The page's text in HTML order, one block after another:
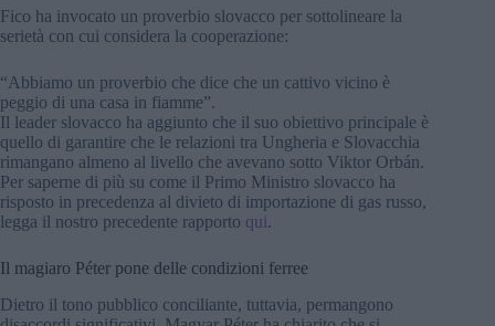
Fico ha invocato un proverbio slovacco per sottolineare la
serietà con cui considera la cooperazione:
“Abbiamo un proverbio che dice che un cattivo vicino è
peggio di una casa in fiamme”.
Il leader slovacco ha aggiunto che il suo obiettivo principale è
quello di garantire che le relazioni tra Ungheria e Slovacchia
rimangano almeno al livello che avevano sotto Viktor Orbán.
Per saperne di più su come il Primo Ministro slovacco ha
risposto in precedenza al divieto di importazione di gas russo,
legga il nostro precedente rapporto qui.
Il magiaro Péter pone delle condizioni ferree
Dietro il tono pubblico conciliante, tuttavia, permangono